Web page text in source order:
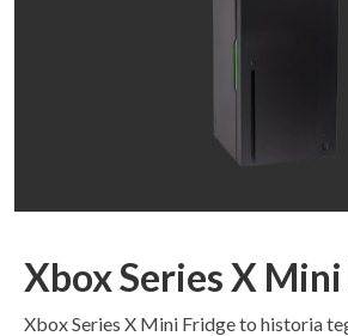
Xbox Series X
Xbox Series X Mini Fridge to historia